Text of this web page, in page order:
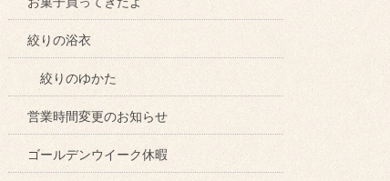
絞りの浴衣
絞りのゆかた
営業時間変更のお知らせ
ゴールデンウイーク休暇